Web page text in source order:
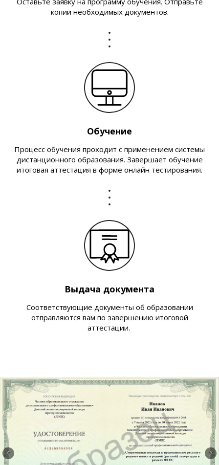
копии необходимых документов.
Обучение
Процесс обучения проходит с применением системы
дистанционного образования. Завершает обучение
итоговая аттестация в форме онлайн тестирования.
Выдача документа
Соответствующие документы об образовании
отправляются вам по завершению итоговой
аттестации.